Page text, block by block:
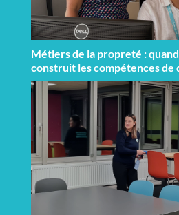
Métiers de la propreté :
construit les compétences de